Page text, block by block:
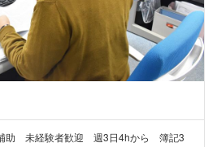
助 未経験者歓迎 週3日4hから 簿記3